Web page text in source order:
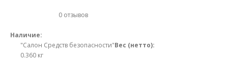
0 отзывов
Наличие:
"Салон Средств безопасности"Вес (нетто):
0.360 кг